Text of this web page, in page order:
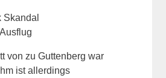
Skandal
von zu Guttenberg war
ist allerdings